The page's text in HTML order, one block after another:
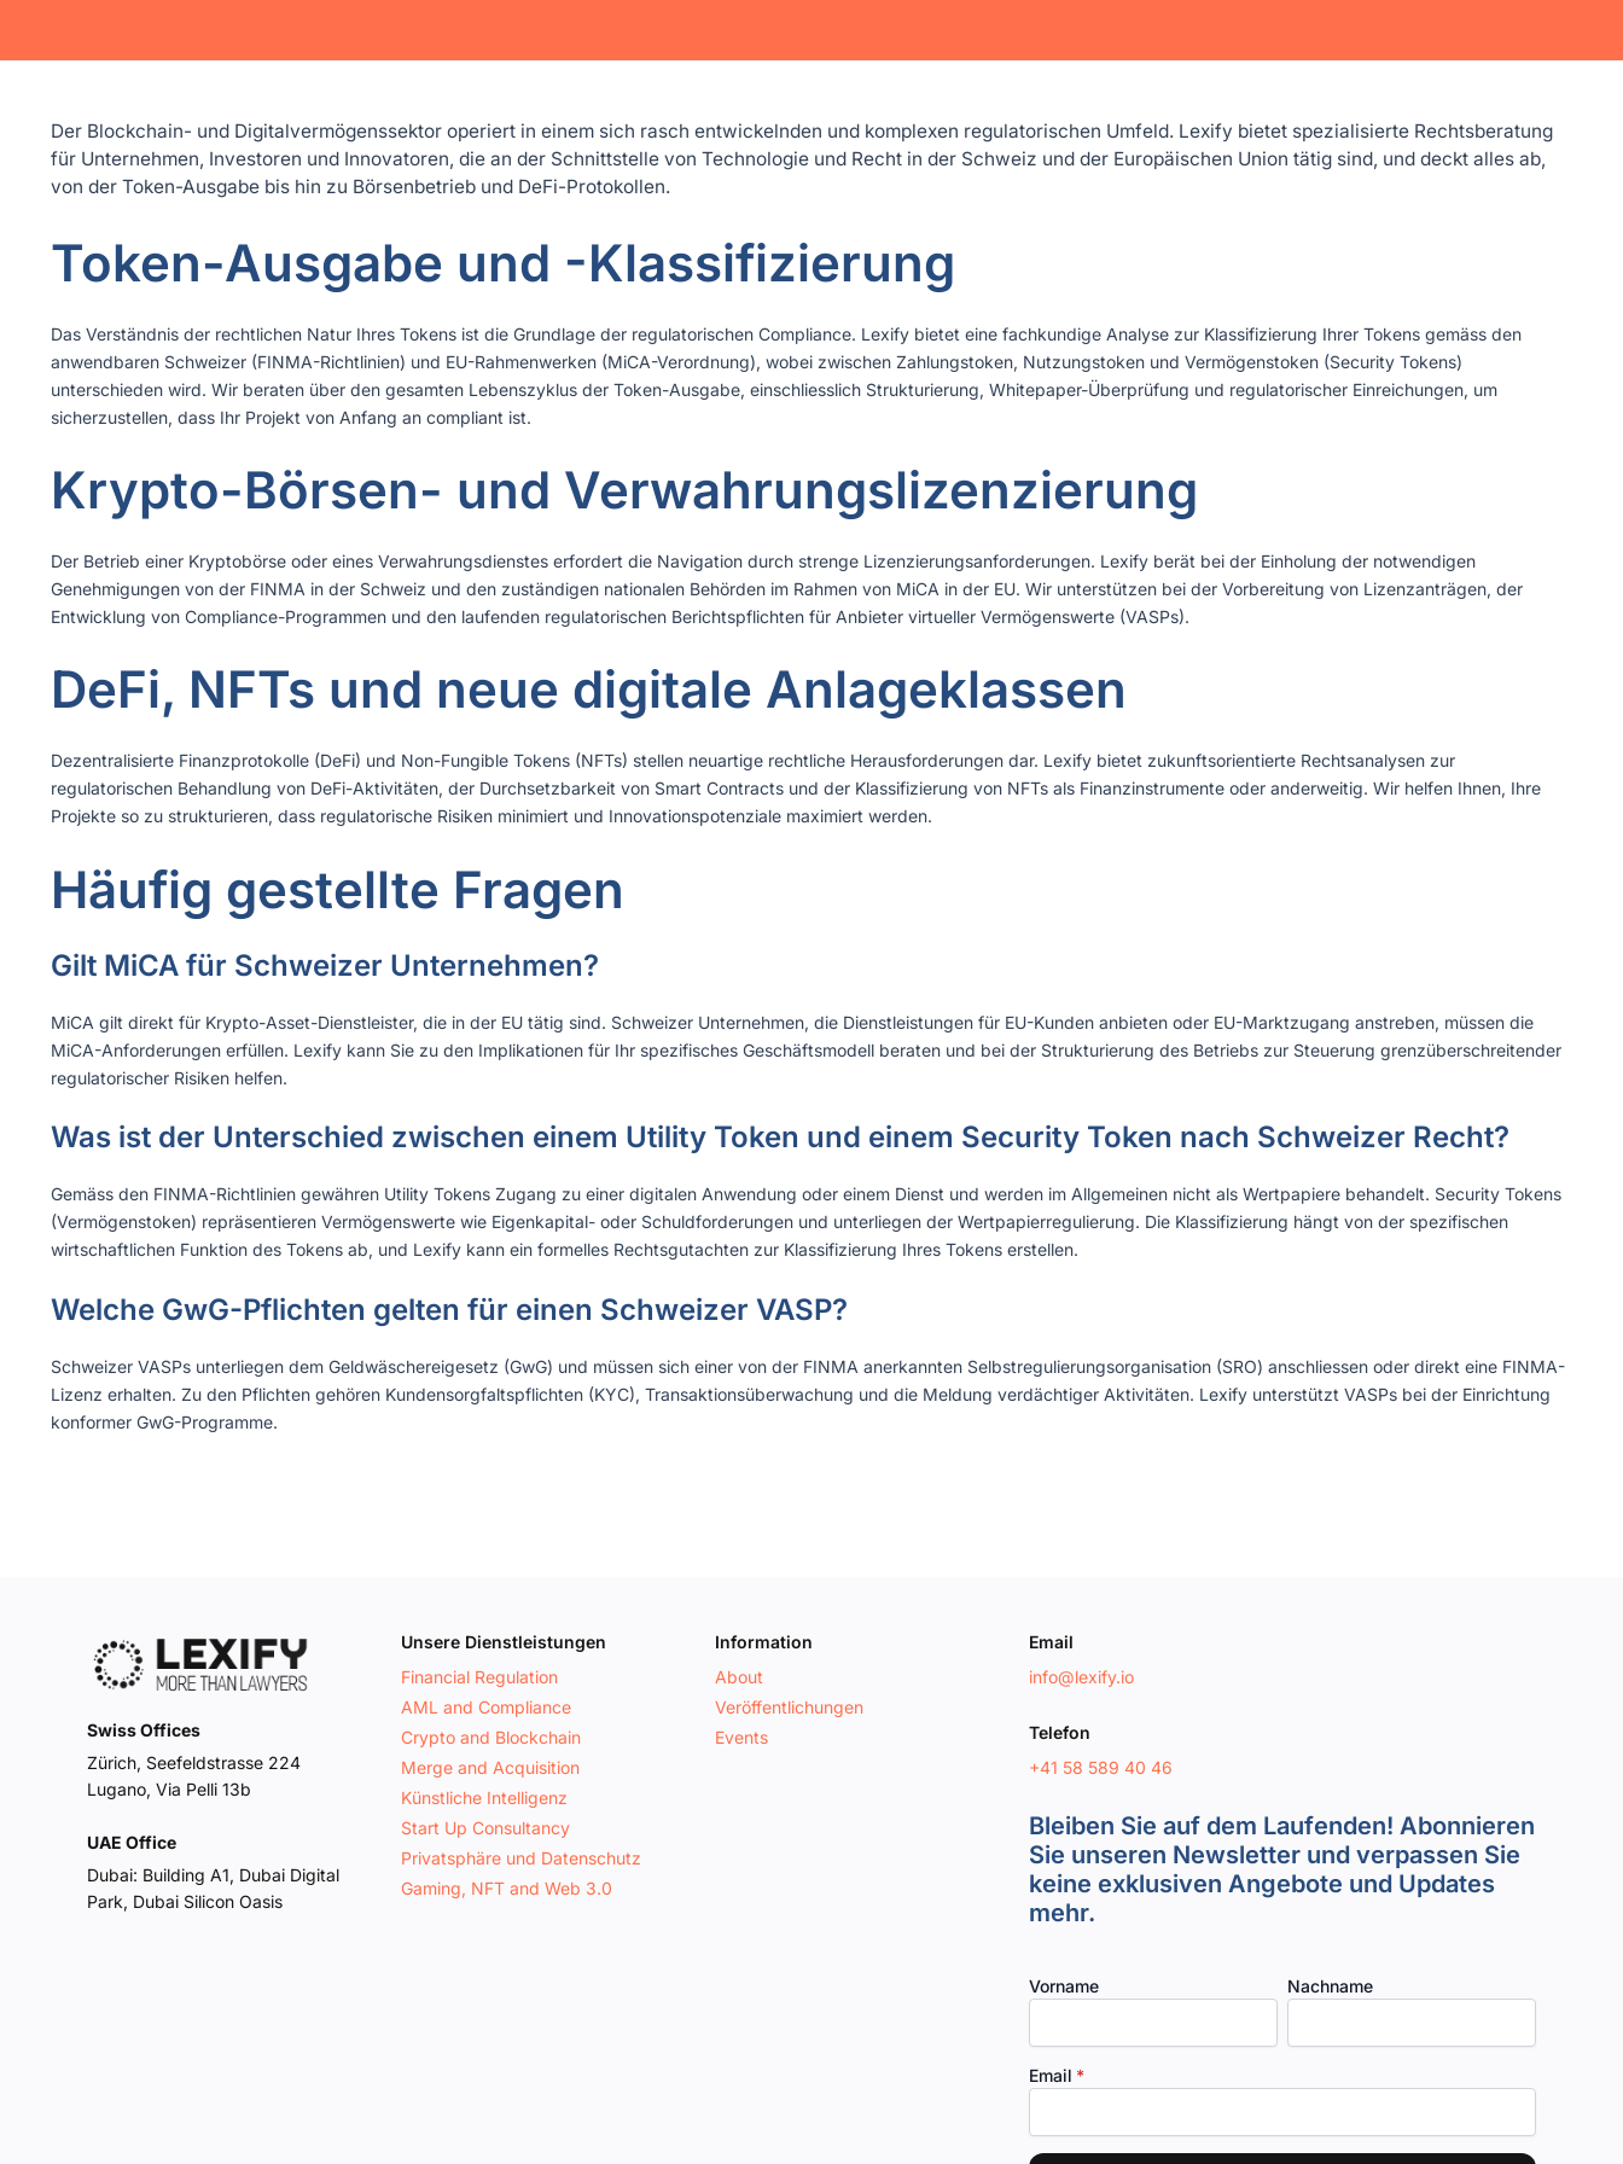
Der Blockchain- und Digitalvermögenssektor operiert in einem sich rasch entwickelnden und komplexen regulatorischen Umfeld. Lexify bietet spezialisierte Rechtsberatung
für Unternehmen, Investoren und Innovatoren, die an der Schnittstelle von Technologie und Recht in der Schweiz und der Europäischen Union tätig sind, und deckt alles ab,
von der Token-Ausgabe bis hin zu Börsenbetrieb und DeFi-Protokollen.
Token-Ausgabe und -Klassifizierung
Das Verständnis der rechtlichen Natur Ihres Tokens ist die Grundlage der regulatorischen Compliance. Lexify bietet eine fachkundige Analyse zur Klassifizierung Ihrer Tokens gemäss den
anwendbaren Schweizer (FINMA-Richtlinien) und EU-Rahmenwerken (MiCA-Verordnung), wobei zwischen Zahlungstoken, Nutzungstoken und Vermögenstoken (Security Tokens)
unterschieden wird. Wir beraten über den gesamten Lebenszyklus der Token-Ausgabe, einschliesslich Strukturierung, Whitepaper-Überprüfung und regulatorischer Einreichungen, um
sicherzustellen, dass Ihr Projekt von Anfang an compliant ist.
Krypto-Börsen- und Verwahrungslizenzierung
Der Betrieb einer Kryptobörse oder eines Verwahrungsdienstes erfordert die Navigation durch strenge Lizenzierungsanforderungen. Lexify berät bei der Einholung der notwendigen
Genehmigungen von der FINMA in der Schweiz und den zuständigen nationalen Behörden im Rahmen von MiCA in der EU. Wir unterstützen bei der Vorbereitung von Lizenzanträgen, der
Entwicklung von Compliance-Programmen und den laufenden regulatorischen Berichtspflichten für Anbieter virtueller Vermögenswerte (VASPs).
DeFi, NFTs und neue digitale Anlageklassen
Dezentralisierte Finanzprotokolle (DeFi) und Non-Fungible Tokens (NFTs) stellen neuartige rechtliche Herausforderungen dar. Lexify bietet zukunftsorientierte Rechtsanalysen zur
regulatorischen Behandlung von DeFi-Aktivitäten, der Durchsetzbarkeit von Smart Contracts und der Klassifizierung von NFTs als Finanzinstrumente oder anderweitig. Wir helfen Ihnen, Ihre
Projekte so zu strukturieren, dass regulatorische Risiken minimiert und Innovationspotenziale maximiert werden.
Häufig gestellte Fragen
Gilt MiCA für Schweizer Unternehmen?
MiCA gilt direkt für Krypto-Asset-Dienstleister, die in der EU tätig sind. Schweizer Unternehmen, die Dienstleistungen für EU-Kunden anbieten oder EU-Marktzugang anstreben, müssen die
MiCA-Anforderungen erfüllen. Lexify kann Sie zu den Implikationen für Ihr spezifisches Geschäftsmodell beraten und bei der Strukturierung des Betriebs zur Steuerung grenzüberschreitender
regulatorischer Risiken helfen.
Was ist der Unterschied zwischen einem Utility Token und einem Security Token nach Schweizer Recht?
Gemäss den FINMA-Richtlinien gewähren Utility Tokens Zugang zu einer digitalen Anwendung oder einem Dienst und werden im Allgemeinen nicht als Wertpapiere behandelt. Security Tokens
(Vermögenstoken) repräsentieren Vermögenswerte wie Eigenkapital- oder Schuldforderungen und unterliegen der Wertpapierregulierung. Die Klassifizierung hängt von der spezifischen
wirtschaftlichen Funktion des Tokens ab, und Lexify kann ein formelles Rechtsgutachten zur Klassifizierung Ihres Tokens erstellen.
Welche GwG-Pflichten gelten für einen Schweizer VASP?
Schweizer VASPs unterliegen dem Geldwäschereigesetz (GwG) und müssen sich einer von der FINMA anerkannten Selbstregulierungsorganisation (SRO) anschliessen oder direkt eine FINMA-
Lizenz erhalten. Zu den Pflichten gehören Kundensorgfaltspflichten (KYC), Transaktionsüberwachung und die Meldung verdächtiger Aktivitäten. Lexify unterstützt VASPs bei der Einrichtung
konformer GwG-Programme.
Swiss Offices
Zürich, Seefeldstrasse 224
Lugano, Via Pelli 13b
UAE Office
Dubai: Building A1, Dubai Digital
Park, Dubai Silicon Oasis
Unsere Dienstleistungen
Financial Regulation
AML and Compliance
Crypto and Blockchain
Merge and Acquisition
Künstliche Intelligenz
Start Up Consultancy
Privatsphäre und Datenschutz
Gaming, NFT and Web 3.0
Information
About
Veröffentlichungen
Events
Email
info@lexify.io
Telefon
+41 58 589 40 46
Bleiben Sie auf dem Laufenden! Abonnieren
Sie unseren Newsletter und verpassen Sie
keine exklusiven Angebote und Updates
mehr.
Vorname Nachname
Email